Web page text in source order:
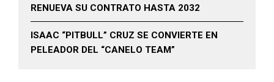
RENUEVA SU CONTRATO HASTA 2032
ISAAC “PITBULL” CRUZ SE CONVIERTE EN
PELEADOR DEL “CANELO TEAM”